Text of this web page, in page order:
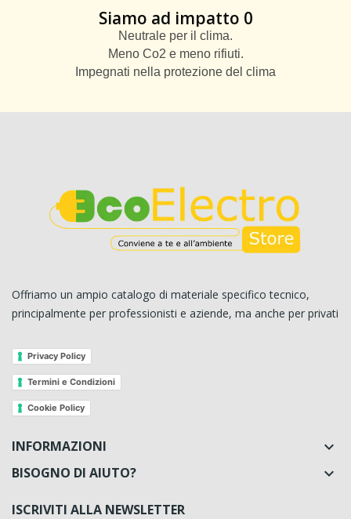
Siamo ad impatto 0
Neutrale per il clima.
Meno Co2 e meno rifiuti.
Impegnati nella protezione del clima
Offriamo un ampio catalogo di materiale specifico tecnico,
principalmente per professionisti e aziende, ma anche per privati
Privacy Policy
Termini e Condizioni
Cookie Policy
INFORMAZIONI 
BISOGNO DI AIUTO? 
ISCRIVITI ALLA NEWSLETTER